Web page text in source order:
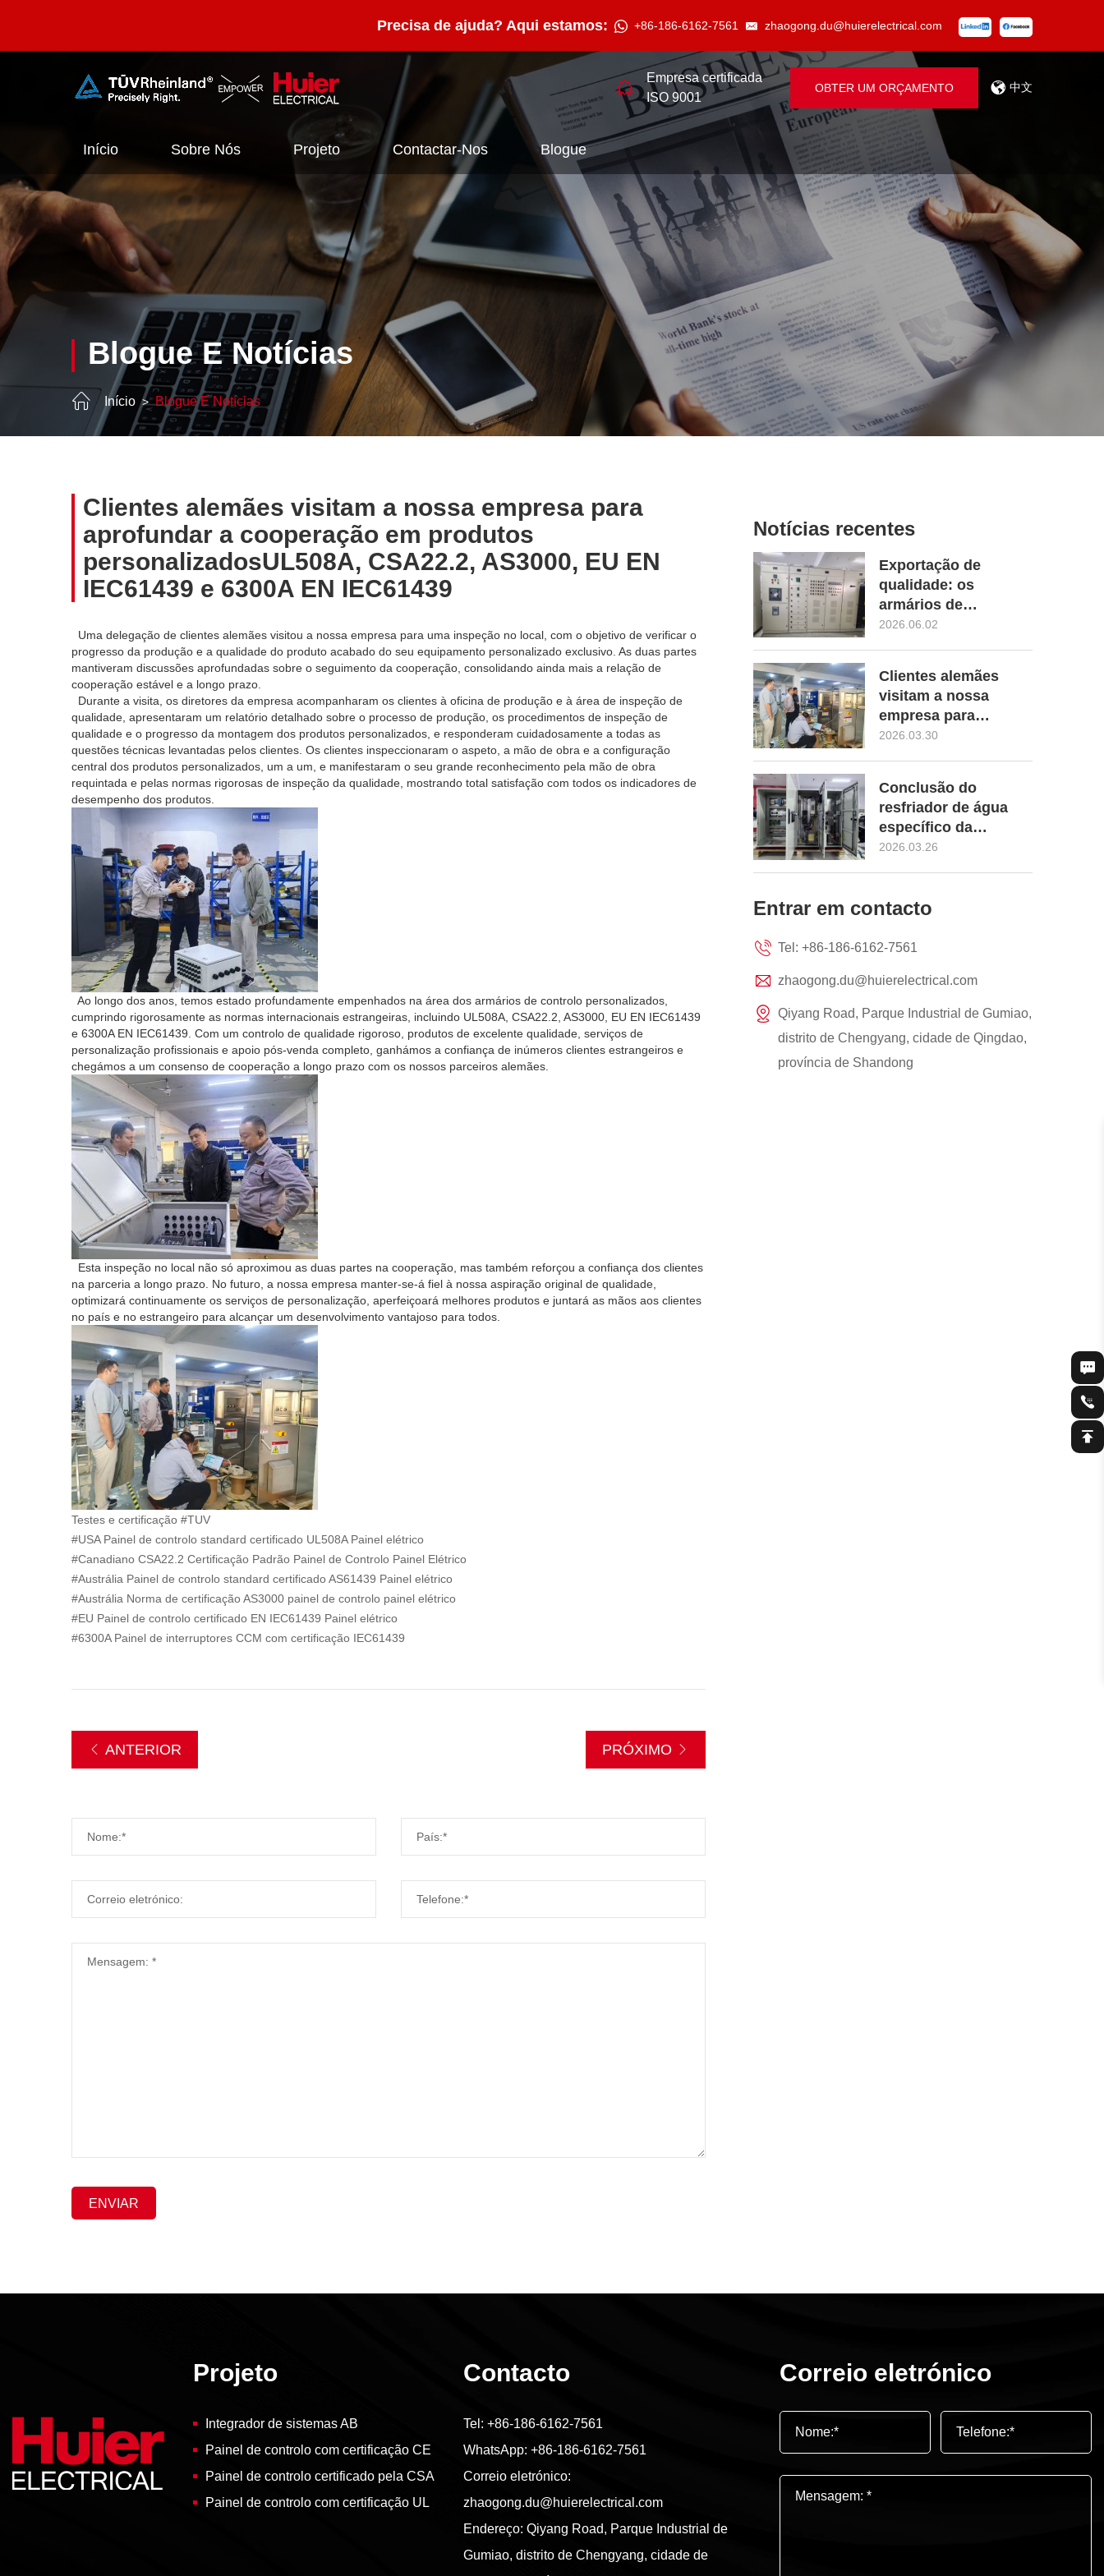
Precisa de ajuda? Aqui estamos: +86-186-6162-7561 zhaogong.du@huierelectrical.com
Empresa certificada
ISO 9001
OBTER UM ORÇAMENTO 中文
Início Sobre Nós Projeto Contactar-Nos Blogue
Blogue E Notícias
Início Blogue E Notícias
Clientes alemães visitam a nossa empresa para
aprofundar a cooperação em produtos
personalizadosUL508A, CSA22.2, AS3000, EU EN
IEC61439 e 6300A EN IEC61439
Uma delegação de clientes alemães visitou a nossa empresa para uma inspeção no local, com o objetivo de verificar o
progresso da produção e a qualidade do produto acabado do seu equipamento personalizado exclusivo. As duas partes
mantiveram discussões aprofundadas sobre o seguimento da cooperação, consolidando ainda mais a relação de
cooperação estável e a longo prazo.
Durante a visita, os diretores da empresa acompanharam os clientes à oficina de produção e à área de inspeção de
qualidade, apresentaram um relatório detalhado sobre o processo de produção, os procedimentos de inspeção de
qualidade e o progresso da montagem dos produtos personalizados, e responderam cuidadosamente a todas as
questões técnicas levantadas pelos clientes. Os clientes inspeccionaram o aspeto, a mão de obra e a configuração
central dos produtos personalizados, um a um, e manifestaram o seu grande reconhecimento pela mão de obra
requintada e pelas normas rigorosas de inspeção da qualidade, mostrando total satisfação com todos os indicadores de
desempenho dos produtos.
Ao longo dos anos, temos estado profundamente empenhados na área dos armários de controlo personalizados,
cumprindo rigorosamente as normas internacionais estrangeiras, incluindo UL508A, CSA22.2, AS3000, EU EN IEC61439
e 6300A EN IEC61439. Com um controlo de qualidade rigoroso, produtos de excelente qualidade, serviços de
personalização profissionais e apoio pós-venda completo, ganhámos a confiança de inúmeros clientes estrangeiros e
chegámos a um consenso de cooperação a longo prazo com os nossos parceiros alemães.
Esta inspeção no local não só aproximou as duas partes na cooperação, mas também reforçou a confiança dos clientes
na parceria a longo prazo. No futuro, a nossa empresa manter-se-á fiel à nossa aspiração original de qualidade,
optimizará continuamente os serviços de personalização, aperfeiçoará melhores produtos e juntará as mãos aos clientes
no país e no estrangeiro para alcançar um desenvolvimento vantajoso para todos.
Testes e certificação #TUV
#USA Painel de controlo standard certificado UL508A Painel elétrico
#Canadiano CSA22.2 Certificação Padrão Painel de Controlo Painel Elétrico
#Austrália Painel de controlo standard certificado AS61439 Painel elétrico
#Austrália Norma de certificação AS3000 painel de controlo painel elétrico
#EU Painel de controlo certificado EN IEC61439 Painel elétrico
#6300A Painel de interruptores CCM com certificação IEC61439
ANTERIOR PRÓXIMO
ENVIAR
Notícias recentes
Exportação de
qualidade: os
armários de
distribuição de baixa
norma IEC 61439
passam a ser aceites,
capacitando o projeto
brasileiro de
modernização de
biogás e gás natural
2026.06.02
Clientes alemães
visitam a nossa
empresa para
aprofundar a
personalizadosUL508A,
CSA22.2, AS3000, EU
EN IEC61439 e 6300A
EN IEC61439
2026.03.30
Conclusão do
resfriador de água
específico da
exposição para a
2026.03.26
Entrar em contacto
Tel: +86-186-6162-7561
zhaogong.du@huierelectrical.com
Qiyang Road, Parque Industrial de Gumiao,
distrito de Chengyang, cidade de Qingdao,
província de Shandong
Projeto
Integrador de sistemas AB
Painel de controlo com certificação CE
Painel de controlo certificado pela CSA
Painel de controlo com certificação UL
Contacto
Tel: +86-186-6162-7561
WhatsApp: +86-186-6162-7561
Correio eletrónico:
zhaogong.du@huierelectrical.com
Endereço: Qiyang Road, Parque Industrial de
Gumiao, distrito de Chengyang, cidade de
Correio eletrónico